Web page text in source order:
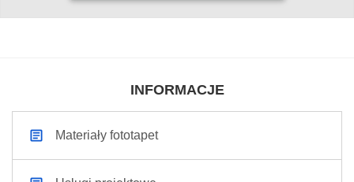
INFORMACJE
Materiały fototapet